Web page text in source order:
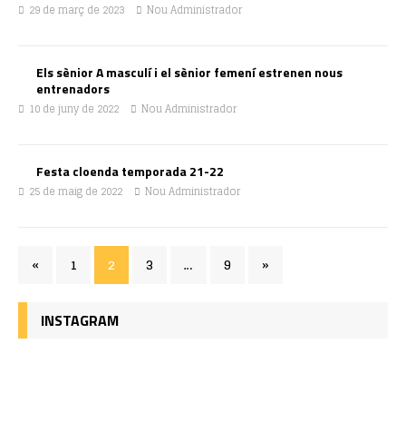
29 de març de 2023 Nou Administrador
Els sènior A masculí i el sènior femení estrenen nous
entrenadors
10 de juny de 2022 Nou Administrador
Festa cloenda temporada 21-22
25 de maig de 2022 Nou Administrador
« 1 2 3 … 9 »
INSTAGRAM